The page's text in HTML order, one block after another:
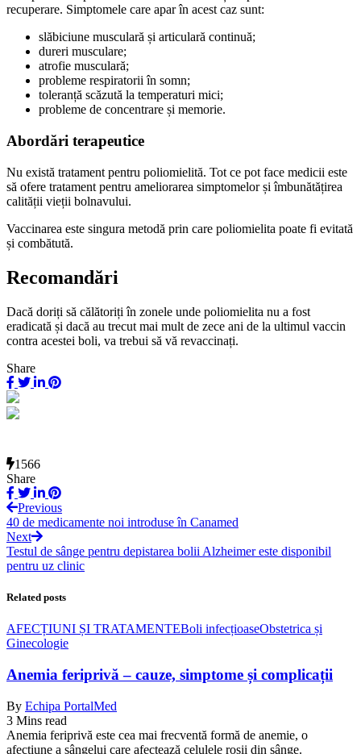
recuperare. Simptomele care apar în acest caz sunt:
slăbiciune musculară și articulară continuă;
dureri musculare;
atrofie musculară;
probleme respiratorii în somn;
toleranță scăzută la temperaturi mici;
probleme de concentrare și memorie.
Abordări terapeutice
Nu există tratament pentru poliomielită. Tot ce pot face medicii este
să ofere tratament pentru ameliorarea simptomelor și îmbunătățirea
calității vieții bolnavului.
Vaccinarea este singura metodă prin care poliomielita poate fi evitată
și combătută.
Recomandări
Dacă doriți să călătoriți în zonele unde poliomielita nu a fost
eradicată și dacă au trecut mai mult de zece ani de la ultimul vaccin
contra acestei boli, va trebui să vă revaccinați.
Share
1566
Share
Previous
40 de medicamente noi introduse în Canamed
Next
Testul de sânge pentru depistarea bolii Alzheimer este disponibil
pentru uz clinic
Related posts
AFECȚIUNI ȘI TRATAMENTEBoli infecțioaseObstetrica și
Ginecologie
Anemia feriprivă – cauze, simptome și complicații
By Echipa PortalMed
3 Mins read
Anemia feriprivă este cea mai frecventă formă de anemie, o
afecțiune a sângelui care afectează celulele roșii din sânge.